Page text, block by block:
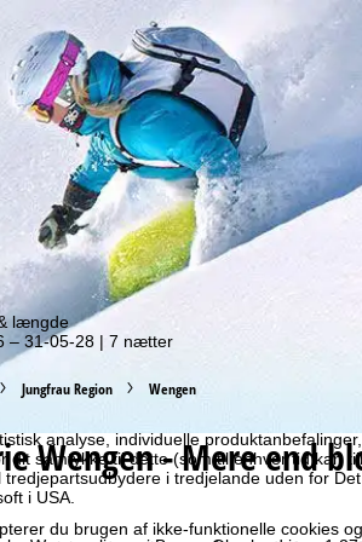
vi cookies til at indsamle
analyse, individuelle
dit samtykke til dette (som til enhver tid kan
tredjepartsudbydere i tredjelande uden for
i USA.
du brugen af ikke-funktionelle cookies
et tilbud igen!
længde
– 31-05-28 | 7 nætter
Jungfrau Region Wengen
Wengen - Mere end